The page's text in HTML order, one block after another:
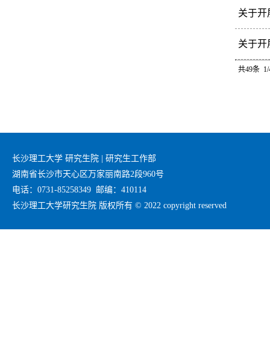
各博
关于开
各研
关于开
各研
共49条
长沙理工大学 研究生院 | 研究生工作部
湖南省长沙市天心区万家丽南路2段960号
电话：0731-85258349 邮编：410114
长沙理工大学研究生院 版权所有 © 2022 copyright reserved